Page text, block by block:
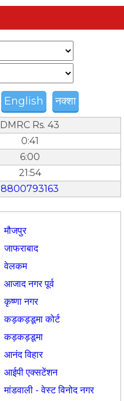
English नक्शा
DMRC Rs. 43
0:41
6:00
21:54
8800793163
मौजपुर
जाफराबाद
वेलकम
आजाद नगर पूर्व
कृष्णा नगर
कड़कड़डूमा कोर्ट
कड़कड़डूमा
आनंद विहार
आईपी एक्सटेंशन
मांडवाली - वेस्ट विनोद नगर